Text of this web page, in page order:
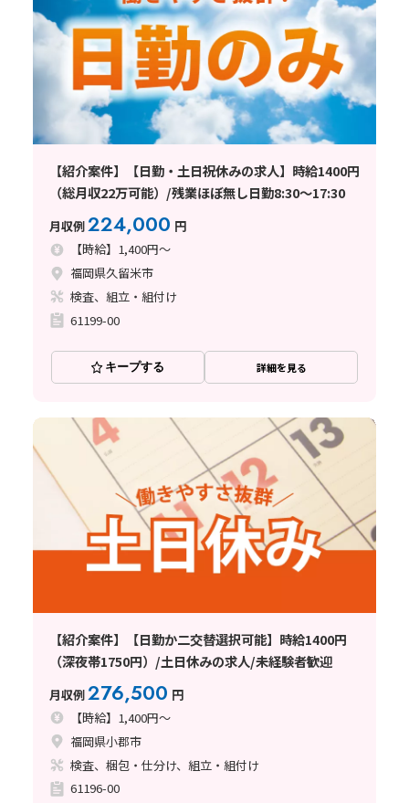
【紹介案件】【日勤・土日祝休みの求人】時給1400円
（総月収22万可能）/残業ほぼ無し日勤8:30～17:30
月収例224,000 円
【時給】1,400円～
福岡県久留米市
検査、組立・組付け
61199-00
キープする 詳細を見る
【紹介案件】【日勤か二交替選択可能】時給1400円
（深夜帯1750円）/土日休みの求人/未経験者歓迎
月収例276,500 円
【時給】1,400円～
福岡県小郡市
検査、梱包・仕分け、組立・組付け
61196-00